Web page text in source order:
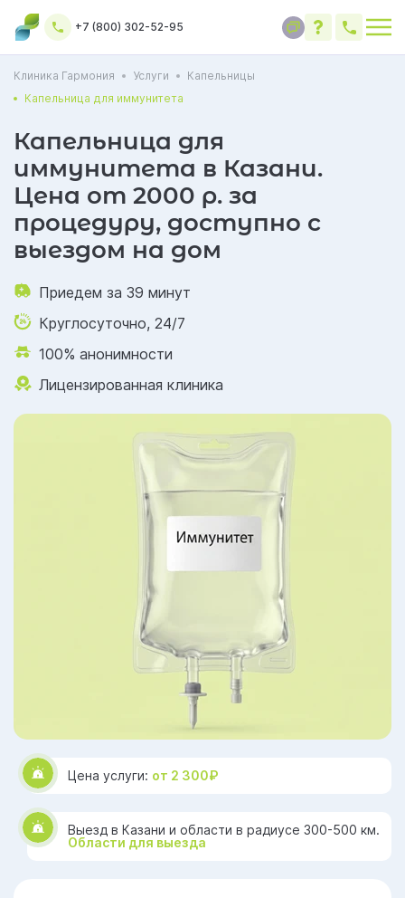
+7 (800) 302-52-95
Клиника Гармония Услуги
Капельницы
Капельница для иммунитета
Цена услуги: от 2 300₽
Выезд в Казани и области в радиусе 300-500 км.
Области для выезда
Капельница для
иммунитета в Казани.
Цена от 2000 р. за
процедуру, доступно с
выездом на дом
Приедем за 39 минут
Круглосуточно, 24/7
100% анонимности
Лицензированная клиника